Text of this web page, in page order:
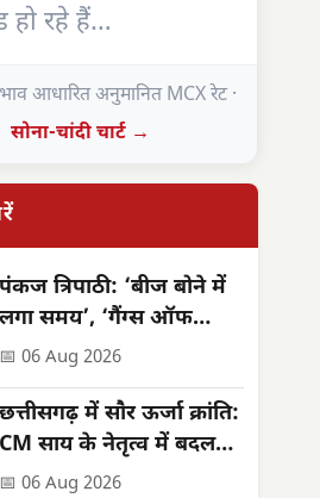
हो रहे हैं…
भाव आधारित अनुमानित MCX रेट ·
सोना-चांदी चार्ट →
पंकज त्रिपाठी: ‘बीज बोने में
लगा समय’, ‘गैंग्स ऑफ
वासेपुर’ से पहले का सफर
📅 06 Aug 2026
छत्तीसगढ़ में सौर ऊर्जा क्रांति:
CM साय के नेतृत्व में बदलती
तस्वीर
📅 06 Aug 2026